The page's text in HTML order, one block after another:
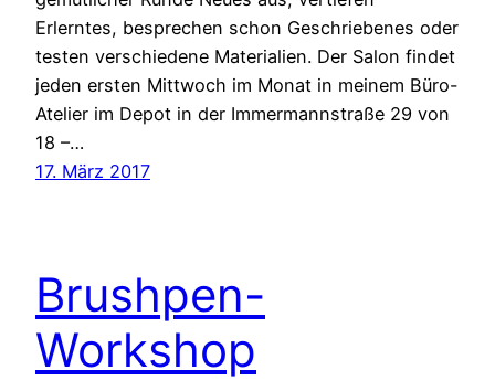
Erlerntes, besprechen schon Geschriebenes oder
testen verschiedene Materialien. Der Salon findet
jeden ersten Mittwoch im Monat in meinem Büro-
Atelier im Depot in der Immermannstraße 29 von
18 –…
17. März 2017
Brushpen-
Workshop